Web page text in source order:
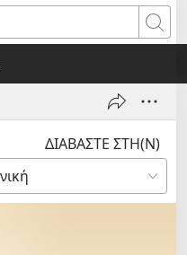
ΔΙΑΒΑΣΤΕ ΣΤΗ(Ν)